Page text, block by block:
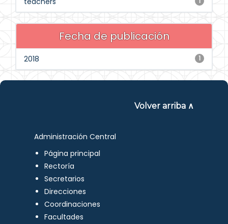
Fecha de publicación
1
2018
Volver arriba ∧
Administración Central
Página principal
Rectoría
Secretarios
Direcciones
Coordinaciones
Facultades